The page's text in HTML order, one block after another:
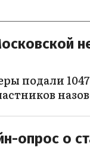
подали
опрос о